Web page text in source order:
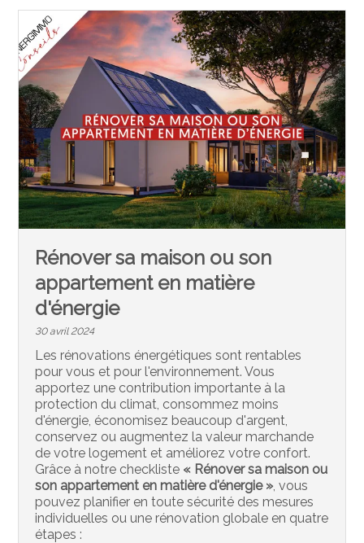
Rénover sa maison ou son
appartement en matière
d'énergie
30 avril 2024
Les rénovations énergétiques sont rentables
pour vous et pour l'environnement. Vous
apportez une contribution importante à la
protection du climat, consommez moins
d'énergie, économisez beaucoup d'argent,
conservez ou augmentez la valeur marchande
de votre logement et améliorez votre confort.
Grâce à notre checkliste « Rénover sa maison ou
son appartement en matière d'énergie », vous
pouvez planifier en toute sécurité des mesures
individuelles ou une rénovation globale en quatre
étapes :